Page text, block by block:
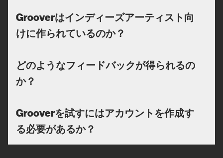
Grooverはインディーズアーティスト向
けに作られているのか？
どのようなフィードバックが得られるの
か？
Grooverを試すにはアカウントを作成す
る必要があるか？